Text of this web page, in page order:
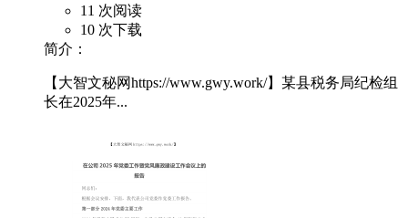
11 次阅读
10 次下载
简介：
【大智文秘网https://www.gwy.work/】某县税务局纪检组
长在2025年...